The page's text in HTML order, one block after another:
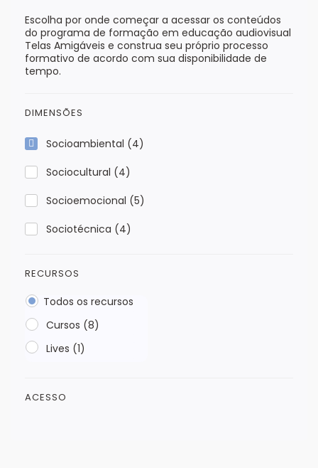
Escolha por onde começar a acessar os conteúdos
do programa de formação em educação audiovisual
Telas Amigáveis e construa seu próprio processo
formativo de acordo com sua disponibilidade de
tempo.
DIMENSÕES
Socioambiental (4)
Sociocultural (4)
Socioemocional (5)
Sociotécnica (4)
RECURSOS
Todos os recursos
Cursos (8)
Lives (1)
ACESSO